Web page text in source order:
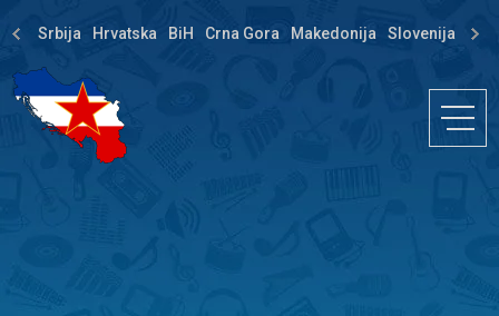
Srbija Hrvatska BiH Crna Gora Makedonija Slovenija